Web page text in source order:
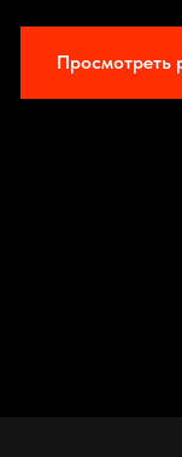
Просмотреть